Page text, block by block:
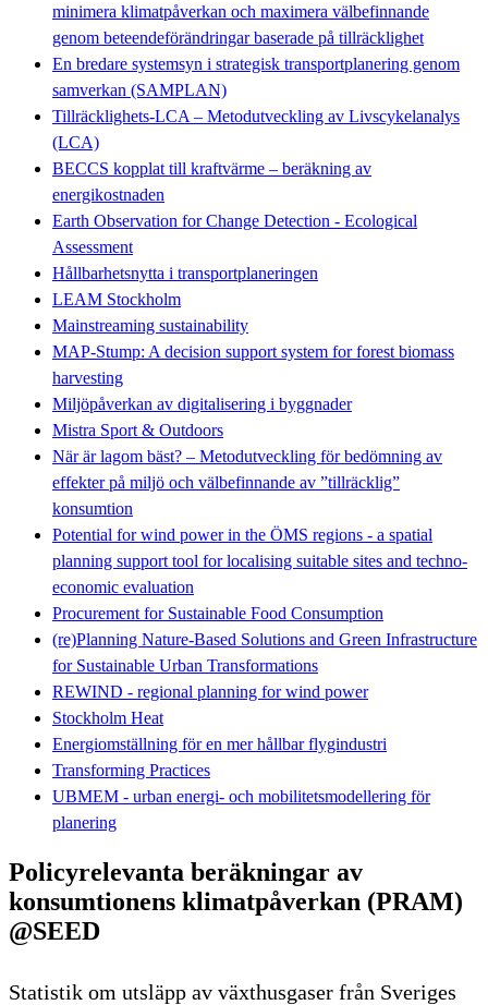
minimera klimatpåverkan och maximera välbefinnande
genom beteendeförändringar baserade på tillräcklighet
En bredare systemsyn i strategisk transportplanering genom
samverkan (SAMPLAN)
Tillräcklighets-LCA – Metodutveckling av Livscykelanalys
(LCA)
BECCS kopplat till kraftvärme – beräkning av
energikostnaden
Earth Observation for Change Detection - Ecological
Assessment
Hållbarhetsnytta i transportplaneringen
LEAM Stockholm
Mainstreaming sustainability
MAP-Stump: A decision support system for forest biomass
harvesting
Miljöpåverkan av digitalisering i byggnader
Mistra Sport & Outdoors
När är lagom bäst? – Metodutveckling för bedömning av
effekter på miljö och välbefinnande av ”tillräcklig”
konsumtion
Potential for wind power in the ÖMS regions - a spatial
planning support tool for localising suitable sites and techno-
economic evaluation
Procurement for Sustainable Food Consumption
(re)Planning Nature-Based Solutions and Green Infrastructure
for Sustainable Urban Transformations
REWIND - regional planning for wind power
Stockholm Heat
Energiomställning för en mer hållbar flygindustri
Transforming Practices
UBMEM - urban energi- och mobilitetsmodellering för
planering
Policyrelevanta beräkningar av
konsumtionens klimatpåverkan (PRAM)
@SEED
Statistik om utsläpp av växthusgaser från Sveriges